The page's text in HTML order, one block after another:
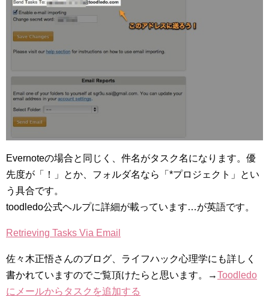
Evernoteの場合と同じく、件名がタスク名になります。優
先度が「！」とか、フォルダ名なら「*プロジェクト」とい
う具合です。
toodledo公式ヘルプに詳細が載っています…が英語です。
Retrieving Tasks Via Email
佐々木正悟さんのブログ、ライフハック心理学にも詳しく
書かれていますのでご覧頂けたらと思います。→Toodledo
にメールからタスクを追加する